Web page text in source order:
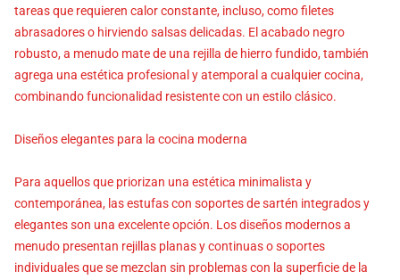
tareas que requieren calor constante, incluso, como filetes
abrasadores o hirviendo salsas delicadas. El acabado negro
robusto, a menudo mate de una rejilla de hierro fundido, también
agrega una estética profesional y atemporal a cualquier cocina,
combinando funcionalidad resistente con un estilo clásico.
Diseños elegantes para la cocina moderna
Para aquellos que priorizan una estética minimalista y
contemporánea, las estufas con soportes de sartén integrados y
elegantes son una excelente opción. Los diseños modernos a
menudo presentan rejillas planas y continuas o soportes
individuales que se mezclan sin problemas con la superficie de la